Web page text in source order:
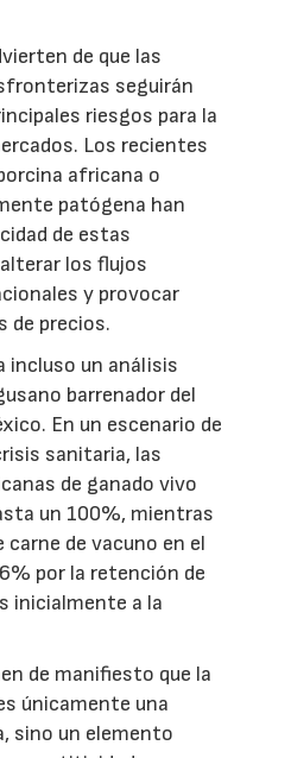
de que las
seguirán
riesgos para la
Los recientes
africana o
patógena han
de estas
los flujos
y provocar
de precios.
incluso un análisis
barrenador del
En un escenario de
sanitaria, las
de ganado vivo
un 100%, mientras
carne de vacuno en el
por la retención de
inicialmente a la
de manifiesto que la
únicamente una
sino un elemento